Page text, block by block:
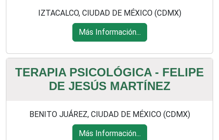
IZTACALCO, CIUDAD DE MÉXICO (CDMX)
Más Información...
TERAPIA PSICOLÓGICA - FELIPE
DE JESÚS MARTÍNEZ
BENITO JUÁREZ, CIUDAD DE MÉXICO (CDMX)
Más Información...